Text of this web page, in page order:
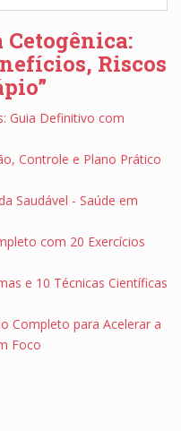
Cetogênica:
Riscos
Guia Definitivo com
Controle e Plano Prático
Saudável - Saúde em
com 20 Exercícios
e 10 Técnicas Científicas
Completo para Acelerar a
Foco